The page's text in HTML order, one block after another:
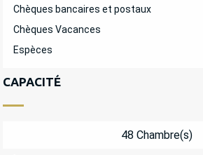
Chèques bancaires et postaux
Chèques Vacances
Espèces
CAPACITÉ
48 Chambre(s)